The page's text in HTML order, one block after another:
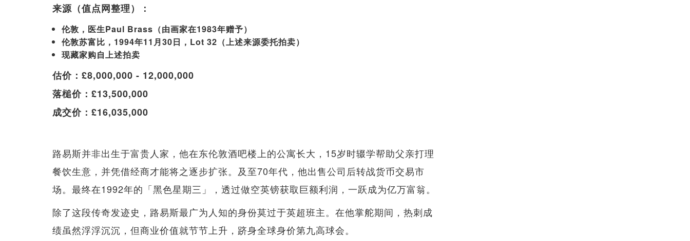
来源（值点网整理）：
伦敦，医生Paul Brass（由画家在1983年赠予）
伦敦苏富比，1994年11月30日，Lot 32（上述来源委托拍卖）
现藏家购自上述拍卖
估价：£8,000,000 - 12,000,000
落槌价：£13,500,000
成交价：£16,035,000
路易斯并非出生于富贵人家，他在东伦敦酒吧楼上的公寓长大，15岁时辍学帮助父亲打理
餐饮生意，并凭借经商才能将之逐步扩张。及至70年代，他出售公司后转战货币交易市
场。最终在1992年的「黑色星期三」，透过做空英镑获取巨额利润，一跃成为亿万富翁。
除了这段传奇发迹史，路易斯最广为人知的身份莫过于英超班主。在他掌舵期间，热刺成
绩虽然浮浮沉沉，但商业价值就节节上升，跻身全球身价第九高球会。